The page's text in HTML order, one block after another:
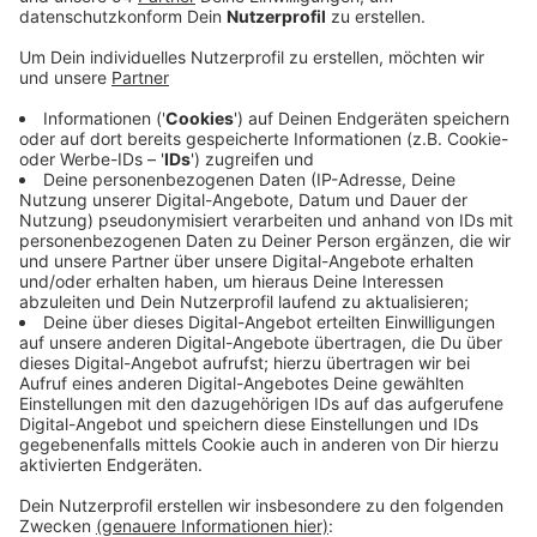
Anzeige
Letztes Jahr hat die GEM in Mönchengladbach
insgesamt mehr als 120.000 Tonnen Haushaltsabfälle
eingesammelt. Das waren etwa 500 Tonnen mehr als
im Jahr davor. Gestiegen sind die Mengen fast aller
Abfallarten: Haus- und Sperrmüll, Müll für die Biotonne
und Gartenabfälle. Die einzige Ausnahme sind
Wertstoffe - hier sind letztes Jahr rund 1.700 Tonnen
weniger angefallen, als davor. Insgesamt sind die
Abfallmengen bei uns zwar wieder gestiegen, wir
haben aber auch schon mal deutlich mehr
weggeworfen: Im Jahr 2010 sind etwa 137.000
Tonnen angefallen - heute produzieren wir also fast 14